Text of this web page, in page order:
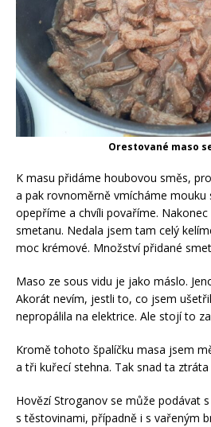
Orestované maso
K masu přidáme houbovou směs,
a pak rovnoměrně vmícháme mouku
opepříme a chvíli povaříme.
smetanu. Nedala jsem tam celý
moc krémové. Množství přidané
Maso ze sous vidu je jako máslo.
Akorát nevím, jestli to, co jsem
nepropálila na elektrice. Ale stojí to
Kromě tohoto špalíčku masa jsem
a tři kuřecí stehna. Tak snad ta ztráta
Hovězí Stroganov se může podávat
s těstovinami, případně i s vařeným